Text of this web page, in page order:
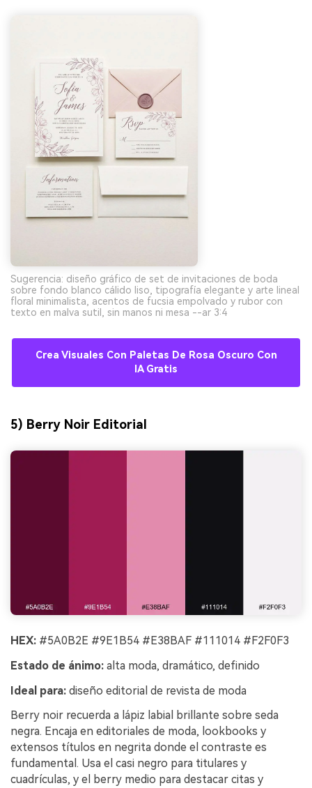
Sugerencia: diseño gráfico de set de invitaciones de boda
sobre fondo blanco cálido liso, tipografía elegante y arte lineal
floral minimalista, acentos de fucsia empolvado y rubor con
texto en malva sutil, sin manos ni mesa --ar 3:4
Crea Visuales Con Paletas De Rosa Oscuro Con
IA Gratis
5) Berry Noir Editorial
HEX: #5A0B2E #9E1B54 #E38BAF #111014 #F2F0F3
Estado de ánimo: alta moda, dramático, definido
Ideal para: diseño editorial de revista de moda
Berry noir recuerda a lápiz labial brillante sobre seda
negra. Encaja en editoriales de moda, lookbooks y
extensos títulos en negrita donde el contraste es
fundamental. Usa el casi negro para titulares y
cuadrículas, y el berry medio para destacar citas y